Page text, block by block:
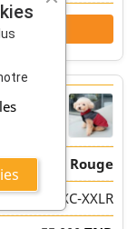
: Rouge
LEMCXTXC-XXLR